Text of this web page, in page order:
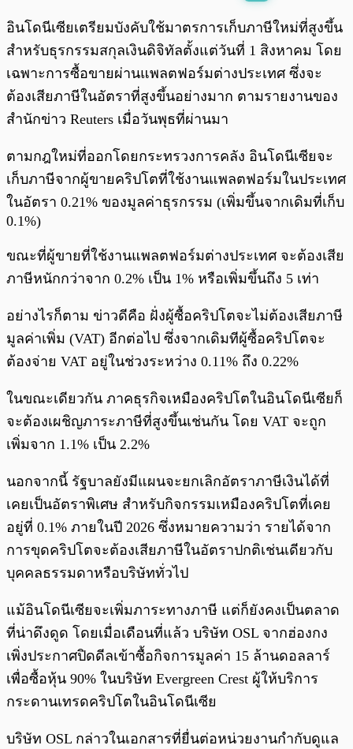
พร้อมเล่น 0:00 / 0:00
อินโดนีเซียเตรียมบังคับใช้มาตรการเก็บภาษีใหม่ที่สูงขึ้น
สำหรับธุรกรรมสกุลเงินดิจิทัลตั้งแต่วันที่ 1 สิงหาคม โดย
เฉพาะการซื้อขายผ่านแพลตฟอร์มต่างประเทศ ซึ่งจะ
ต้องเสียภาษีในอัตราที่สูงขึ้นอย่างมาก ตามรายงานของ
สำนักข่าว Reuters เมื่อวันพุธที่ผ่านมา
ตามกฎใหม่ที่ออกโดยกระทรวงการคลัง อินโดนีเซียจะ
เก็บภาษีจากผู้ขายคริปโตที่ใช้งานแพลตฟอร์มในประเทศ
ในอัตรา 0.21% ของมูลค่าธุรกรรม (เพิ่มขึ้นจากเดิมที่เก็บ
0.1%)
ขณะที่ผู้ขายที่ใช้งานแพลตฟอร์มต่างประเทศ จะต้องเสีย
ภาษีหนักกว่าจาก 0.2% เป็น 1% หรือเพิ่มขึ้นถึง 5 เท่า
อย่างไรก็ตาม ข่าวดีคือ ฝั่งผู้ซื้อคริปโตจะไม่ต้องเสียภาษี
มูลค่าเพิ่ม (VAT) อีกต่อไป ซึ่งจากเดิมทีผู้ซื้อคริปโตจะ
ต้องจ่าย VAT อยู่ในช่วงระหว่าง 0.11% ถึง 0.22%
ในขณะเดียวกัน ภาคธุรกิจเหมืองคริปโตในอินโดนีเซียก็
จะต้องเผชิญภาระภาษีที่สูงขึ้นเช่นกัน โดย VAT จะถูก
เพิ่มจาก 1.1% เป็น 2.2%
นอกจากนี้ รัฐบาลยังมีแผนจะยกเลิกอัตราภาษีเงินได้ที่
เคยเป็นอัตราพิเศษ สำหรับกิจกรรมเหมืองคริปโตที่เคย
อยู่ที่ 0.1% ภายในปี 2026 ซึ่งหมายความว่า รายได้จาก
การขุดคริปโตจะต้องเสียภาษีในอัตราปกติเช่นเดียวกับ
บุคคลธรรมดาหรือบริษัททั่วไป
แม้อินโดนีเซียจะเพิ่มภาระทางภาษี แต่ก็ยังคงเป็นตลาด
ที่น่าดึงดูด โดยเมื่อเดือนที่แล้ว บริษัท OSL จากฮ่องกง
เพิ่งประกาศปิดดีลเข้าซื้อกิจการมูลค่า 15 ล้านดอลลาร์
เพื่อซื้อหุ้น 90% ในบริษัท Evergreen Crest ผู้ให้บริการ
กระดานเทรดคริปโตในอินโดนีเซีย
บริษัท OSL กล่าวในเอกสารที่ยื่นต่อหน่วยงานกำกับดูแล